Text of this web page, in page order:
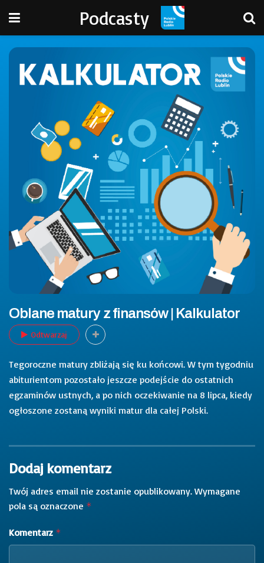
Podcasty
Oblane matury z finansów | Kalkulator
Odtwarzaj
Tegoroczne matury zbliżają się ku końcowi. W tym tygodniu
abiturientom pozostało jeszcze podejście do ostatnich
egzaminów ustnych, a po nich oczekiwanie na 8 lipca, kiedy
ogłoszone zostaną wyniki matur dla całej Polski.
Dodaj komentarz
Twój adres email nie zostanie opublikowany. Wymagane
pola są oznaczone *
Komentarz *